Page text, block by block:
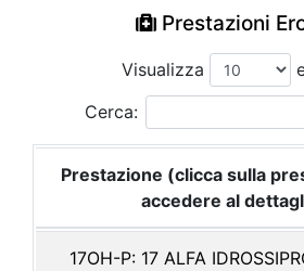
Prestazioni
Visualizza
Cerca:
Prestazione (clicca sulla
accedere al
17OH-P: 17 ALFA